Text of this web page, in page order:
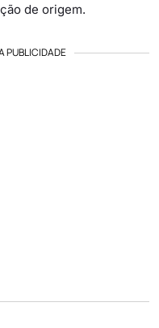
de origem.
PUBLICIDADE